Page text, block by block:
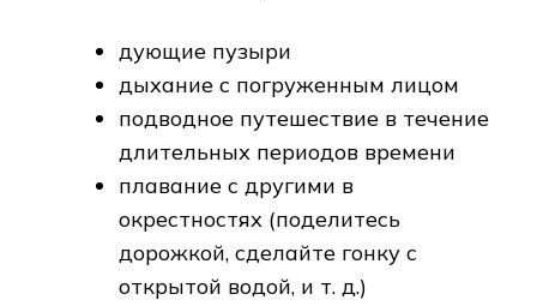
дующие пузыри
дыхание с погруженным лицом
подводное путешествие в течение
длительных периодов времени
плавание с другими в
окрестностях (поделитесь
дорожкой, сделайте гонку с
открытой водой, и т. д.)